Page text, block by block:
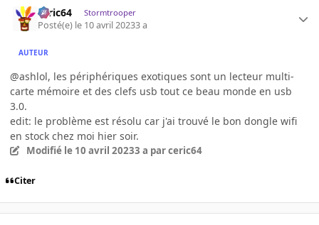
ceric64 Stormtrooper
Posté(e) le 10 avril 20233 a
AUTEUR
@ashlol, les périphériques exotiques sont un lecteur multi-
carte mémoire et des clefs usb tout ce beau monde en usb
3.0.
edit: le problème est résolu car j'ai trouvé le bon dongle wifi
en stock chez moi hier soir.
Modifié le 10 avril 20233 a par ceric64
Citer